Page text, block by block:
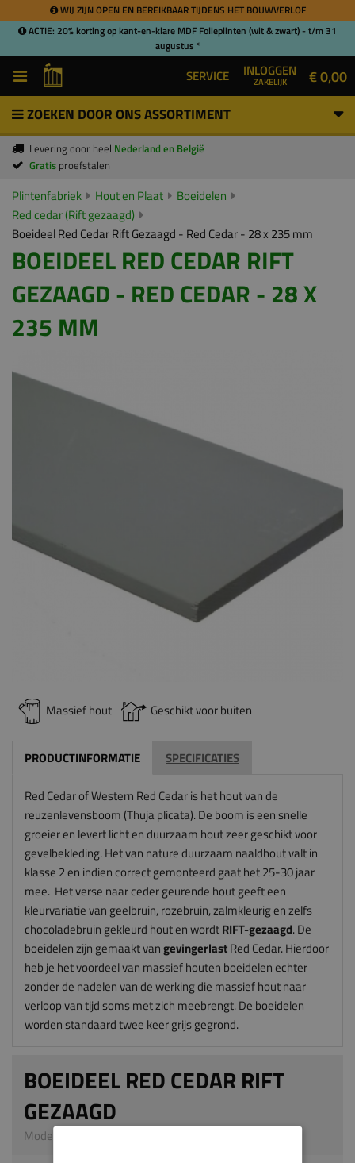
WIJ ZIJN OPEN EN BEREIKBAAR TIJDENS HET BOUWVERLOF
ACTIE: 20% korting op kant-en-klare MDF Folieplinten (wit & zwart) - t/m 31
augustus *
SERVICE INLOGGEN
ZAKELIJK € 0,00
ZOEKEN DOOR ONS ASSORTIMENT
Levering door heel Nederland en België
Gratis proefstalen
Plintenfabriek Hout en Plaat
Boeidelen
Red cedar (Rift gezaagd)
Boeideel Red Cedar Rift Gezaagd - Red Cedar - 28 x 235 mm
BOEIDEEL RED CEDAR RIFT
GEZAAGD - RED CEDAR - 28 X
235 MM
Massief hout Geschikt voor buiten
PRODUCTINFORMATIE SPECIFICATIES
Red Cedar of Western Red Cedar is het hout van de
reuzenlevensboom (Thuja plicata). De boom is een snelle
groeier en levert licht en duurzaam hout zeer geschikt voor
gevelbekleding. Het van nature duurzaam naaldhout valt in
klasse 2 en indien correct gemonteerd gaat het 25-30 jaar
mee. Het verse naar ceder geurende hout geeft een
kleurvariatie van geelbruin, rozebruin, zalmkleurig en zelfs
chocoladebruin gekleurd hout en wordtRIFT-gezaagd. De
boeidelen zijn gemaakt vangevingerlastRed Cedar.Hierdoor
heb je het voordeel van massief houten boeidelen echter
zonder de nadelen van de werking die massief hout naar
verloop van tijd soms met zich meebrengt. De boeidelen
worden standaard twee keer grijs gegrond.
BOEIDEEL RED CEDAR RIFT
GEZAAGD
Model 9502 | 28 x 235 mm | Red Cedar